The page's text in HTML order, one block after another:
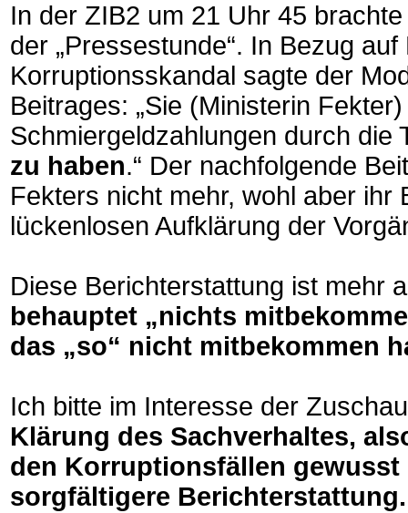
In der ZIB2 um 21 Uhr 45
der „Pressestunde“. In Bezug
Korruptionsskandal sagte der
Beitrages: „Sie (Ministerin
Schmiergeldzahlungen durch die
zu haben.“ Der nachfolgende
Fekters nicht mehr, wohl aber
lückenlosen Aufklärung der
Diese Berichterstattung ist mehr
behauptet „nichts
das „so“ nicht mitbekommen
Ich bitte im Interesse der
Klärung des Sachverhaltes,
den Korruptionsfällen gewusst
sorgfältigere Berichterstattung.